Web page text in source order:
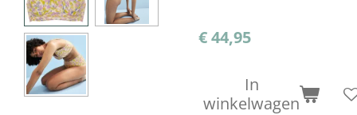
€ 44,95
In
winkelwagen